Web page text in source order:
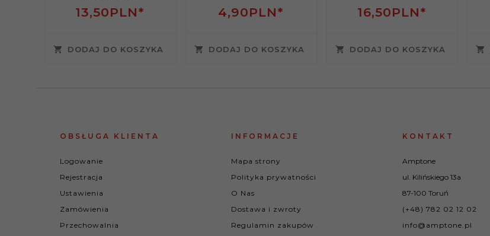
13,50PLN*
DODAJ DO KOSZYKA
4,90PLN*
DODAJ DO KOSZYKA
16,50PLN*
DODAJ DO KOSZYKA
OBSŁUGA KLIENTA
Logowanie
Rejestracja
Ustawienia
Zamówienia
Przechowalnia
INFORMACJE
Mapa strony
Polityka prywatności
O Nas
Dostawa i zwroty
Regulamin zakupów
KONTAKT
Amptone
ul. Kilińskiego 13a
87-100 Toruń
(+48) 782 02 12 02
info@amptone.pl